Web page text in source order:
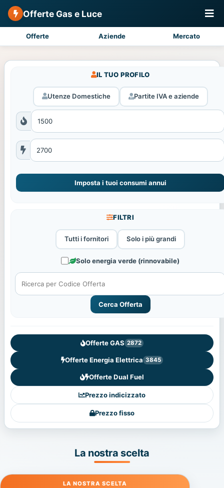
Offerte Gas e Luce
Offerte Aziende Mercato
IL TUO PROFILO
Utenze Domestiche Partite IVA e aziende
Imposta i tuoi consumi annui
FILTRI
Tutti i fornitori Solo i più grandi
Solo energia verde (rinnovabile)
Cerca Offerta
Offerte GAS 2872
Offerte Energia Elettrica 3845
Offerte Dual Fuel
Prezzo indicizzato
Prezzo fisso
La nostra scelta